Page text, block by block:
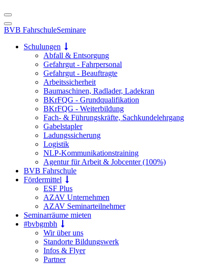
BVB FahrschuleSeminare
Schulungen
Abfall & Entsorgung
Gefahrgut - Fahrpersonal
Gefahrgut - Beauftragte
Arbeitssicherheit
Baumaschinen, Radlader, Ladekran
BKrFQG - Grundqualifikation
BKrFQG - Weiterbildung
Fach- & Führungskräfte, Sachkundelehrgang
Gabelstapler
Ladungssicherung
Logistik
NLP-Kommunikationstraining
Agentur für Arbeit & Jobcenter (100%)
BVB Fahrschule
Fördermittel
ESF Plus
AZAV Unternehmen
AZAV Seminarteilnehmer
Seminarräume mieten
#bvbgmbh
Wir über uns
Standorte Bildungswerk
Infos & Flyer
Partner